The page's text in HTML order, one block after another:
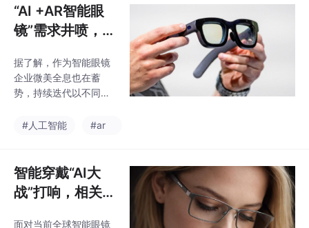
算的物理特性与深度学
习的模型结构相结合，
可以构建出具有更高表
的新型智能系统。量子
卷积层的核心在于参数
化量子电路的设计，微
门、控制门以及纠缠门
制量子态的演化过程。
旋转门用于调节量子比
“AI +AR智能眼
镜”需求井喷，5
开启多元竞争新
纪元！
据了解，作为智能眼镜
企业微美全息也在蓄
势，持续迭代以不同场
过构建多模态交互系
别技术，支持实时翻
译、人脸识别、语音控
制等功能，提升各类眼
#人工智能 #ar
智能穿戴“AI大
战”打响，相关美
面对当前全球智能眼镜